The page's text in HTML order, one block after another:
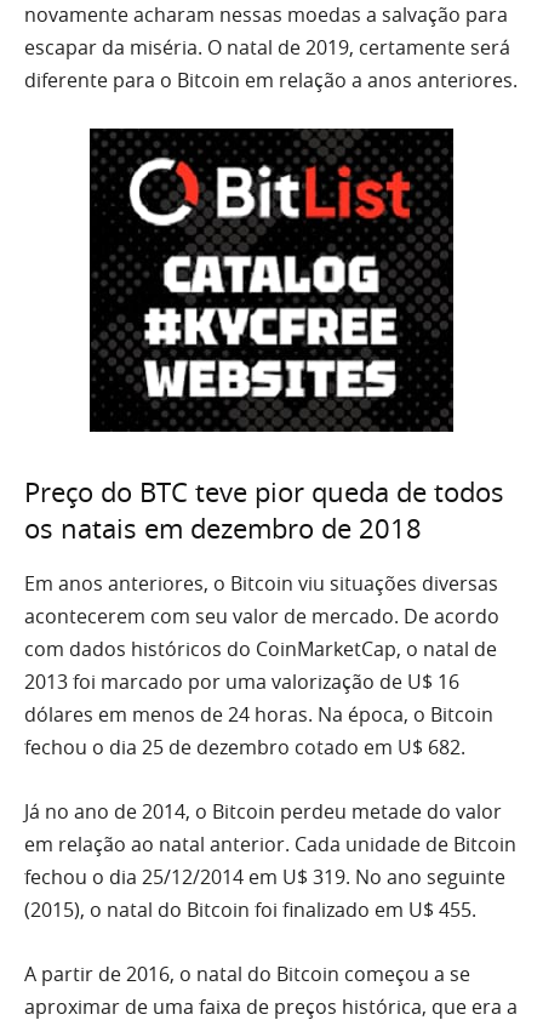
novamente acharam nessas moedas a salvação para
escapar da miséria. O natal de 2019, certamente será
diferente para o Bitcoin em relação a anos anteriores.
Preço do BTC teve pior queda de todos
os natais em dezembro de 2018
Em anos anteriores, o Bitcoin viu situações diversas
acontecerem com seu valor de mercado. De acordo
com dados históricos do CoinMarketCap, o natal de
2013 foi marcado por uma valorização de U$ 16
dólares em menos de 24 horas. Na época, o Bitcoin
fechou o dia 25 de dezembro cotado em U$ 682.
Já no ano de 2014, o Bitcoin perdeu metade do valor
em relação ao natal anterior. Cada unidade de Bitcoin
fechou o dia 25/12/2014 em U$ 319. No ano seguinte
(2015), o natal do Bitcoin foi finalizado em U$ 455.
A partir de 2016, o natal do Bitcoin começou a se
aproximar de uma faixa de preços histórica, que era a